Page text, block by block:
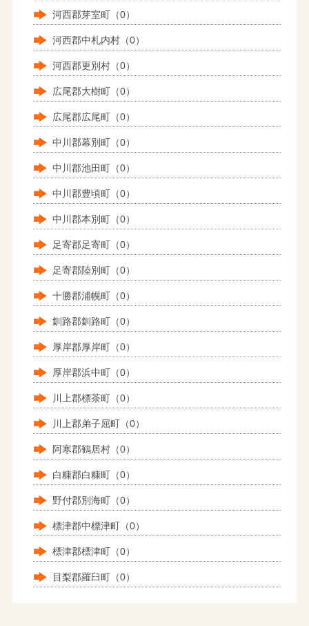
河西郡芽室町（0）
河西郡中札内村（0）
河西郡更別村（0）
広尾郡大樹町（0）
広尾郡広尾町（0）
中川郡幕別町（0）
中川郡池田町（0）
中川郡豊頃町（0）
中川郡本別町（0）
足寄郡足寄町（0）
足寄郡陸別町（0）
十勝郡浦幌町（0）
釧路郡釧路町（0）
厚岸郡厚岸町（0）
厚岸郡浜中町（0）
川上郡標茶町（0）
川上郡弟子屈町（0）
阿寒郡鶴居村（0）
白糠郡白糠町（0）
野付郡別海町（0）
標津郡中標津町（0）
標津郡標津町（0）
目梨郡羅臼町（0）